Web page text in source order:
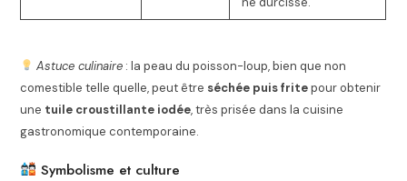
Astuce culinaire : la peau du poisson-loup, bien que non
comestible telle quelle, peut être séchée puis fritepour obtenir
une tuile croustillante iodée, très prisée dans la cuisine
gastronomique contemporaine.
Symbolisme et culture